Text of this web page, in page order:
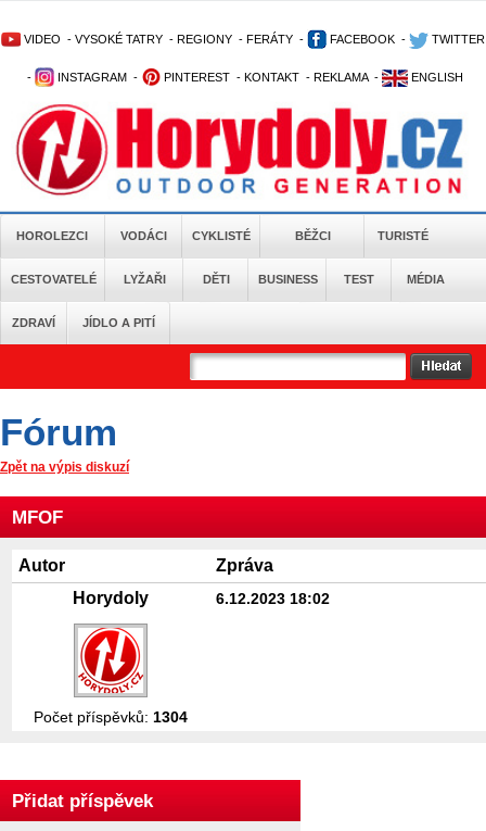
VIDEO - VYSOKÉ TATRY - REGIONY - FERÁTY - FACEBOOK - TWITTER
- INSTAGRAM - PINTEREST - KONTAKT - REKLAMA - ENGLISH
HOROLEZCI VODÁCI CYKLISTÉ BĚŽCI TURISTÉ
CESTOVATELÉ LYŽAŘI DĚTI BUSINESS TEST MÉDIA
ZDRAVÍ JÍDLO A PITÍ
Fórum
Zpět na výpis diskuzí
MFOF
Autor
Zpráva
Horydoly
6.12.2023 18:02
Počet příspěvků: 1304
Přidat příspěvek